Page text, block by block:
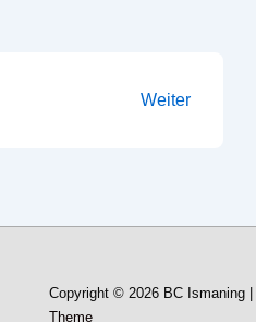
Weiter
Copyright © 2026 BC Ismaning
Theme